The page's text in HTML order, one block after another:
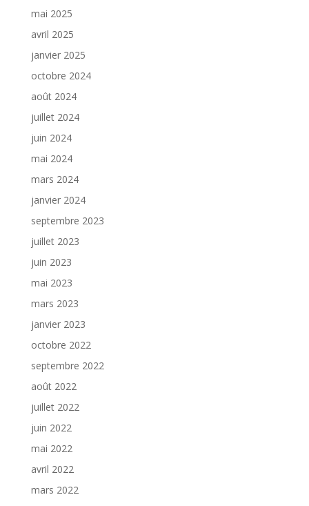
mai 2025
avril 2025
janvier 2025
octobre 2024
août 2024
juillet 2024
juin 2024
mai 2024
mars 2024
janvier 2024
septembre 2023
juillet 2023
juin 2023
mai 2023
mars 2023
janvier 2023
octobre 2022
septembre 2022
août 2022
juillet 2022
juin 2022
mai 2022
avril 2022
mars 2022